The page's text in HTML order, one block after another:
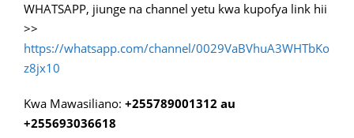
WHATSAPP, jiunge na channel yetu kwa kupofya link hii
>>
https://whatsapp.com/channel/0029VaBVhuA3WHTbKo
z8jx10
Kwa Mawasiliano: +255789001312 au
+255693036618